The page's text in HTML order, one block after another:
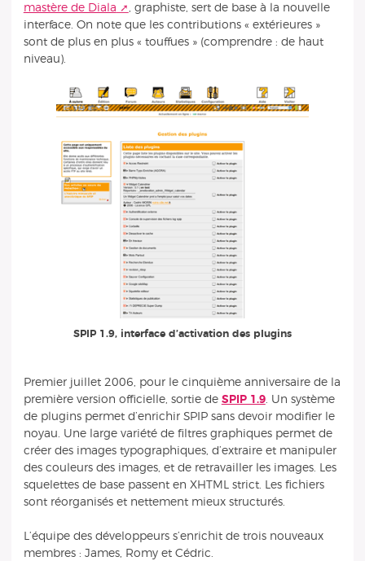
mastère de Diala
, graphiste, sert de base à la nouvelle
interface. On note que les contributions « extérieures »
sont de plus en plus « touffues » (comprendre : de haut
niveau).
SPIP 1.9, interface d’activation des plugins
Premier juillet 2006, pour le cinquième anniversaire de la
première version officielle, sortie de SPIP 1.9. Un système
de plugins permet d’enrichir SPIP sans devoir modifier le
noyau. Une large variété de filtres graphiques permet de
créer des images typographiques, d’extraire et manipuler
des couleurs des images, et de retravailler les images. Les
squelettes de base passent en XHTML strict. Les fichiers
sont réorganisés et nettement mieux structurés.
L’équipe des développeurs s’enrichit de trois nouveaux
membres : James, Romy et Cédric.